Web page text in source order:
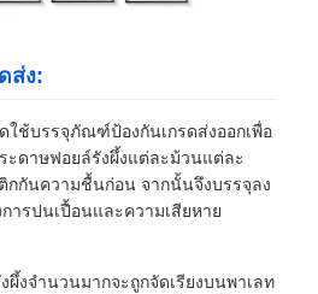
ส่ง:
ใช้บรรจุภัณฑ์ป้องกันเกรดส่งออกเพื่อ
ะดาษฟอยล์รังผึ้งแต่ละม้วนแต่ละ
กันความชื้นก่อน จากนั้นจึงบรรจุลง
ารปนเปื้อนและความเสียหาย
ผึ้งจำนวนมากจะถูกจัดเรียงบนพาเลท